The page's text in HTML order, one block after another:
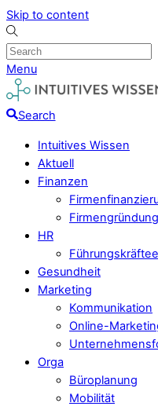
Skip to content
Menu
Search
Intuitives Wissen
Aktuell
Finanzen
Firmengründung
HR
Gesundheit
Marketing
Kommunikation
Online-
Orga
Büroplanung
Mobilität